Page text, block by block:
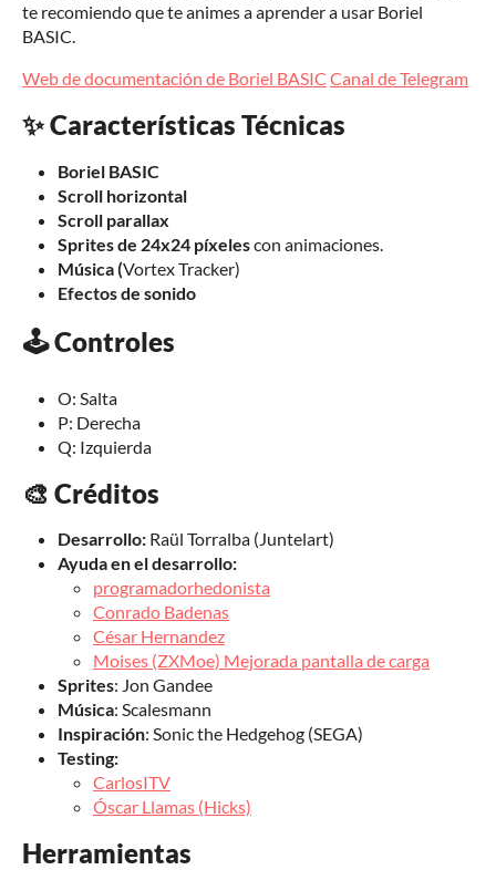
te recomiendo que te animes a aprender a usar Boriel
BASIC.
Web de documentación de Boriel BASIC Canal de Telegram
✨ Características Técnicas
Boriel BASIC
Scroll horizontal
Scroll parallax
Sprites de 24x24 píxelescon animaciones.
Música (Vortex Tracker)
Efectos de sonido
🕹️ Controles
O: Salta
P: Derecha
Q: Izquierda
🎨 Créditos
Desarrollo: Raül Torralba (Juntelart)
Ayuda en el desarrollo:
programadorhedonista
Conrado Badenas
César Hernandez
Moises (ZXMoe) Mejorada pantalla de carga
Sprites: Jon Gandee
Música: Scalesmann
Inspiración: Sonic the Hedgehog (SEGA)
Testing:
CarlosITV
Óscar Llamas (Hicks)
Herramientas